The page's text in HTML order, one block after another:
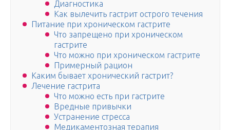
Диагностика
Как вылечить гастрит острого течения
Питание при хроническом гастрите
Что запрещено при хроническом
гастрите
Что можно при хроническом гастрите
Примерный рацион
Каким бывает хронический гастрит?
Лечение гастрита
Что можно есть при гастрите
Вредные привычки
Устранение стресса
Медикаментозная терапия